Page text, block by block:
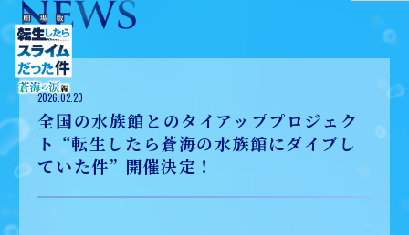
2026.02.20
全国の水族館とのタイアッププロジェク
ト “転生したら蒼海の水族館にダイブし
ていた件” 開催決定！